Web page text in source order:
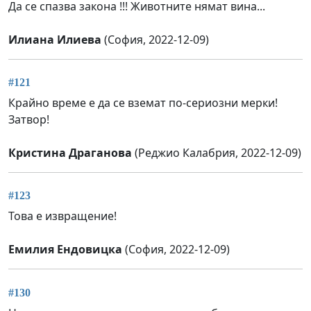
Да се спазва закона !!! Животните нямат вина...
Илиана Илиева (София, 2022-12-09)
#121
Крайно време е да се вземат по-сериозни мерки!
Затвор!
Кристина Драганова (Реджио Калабрия, 2022-12-09)
#123
Това е извращение!
Емилия Ендовицка (София, 2022-12-09)
#130